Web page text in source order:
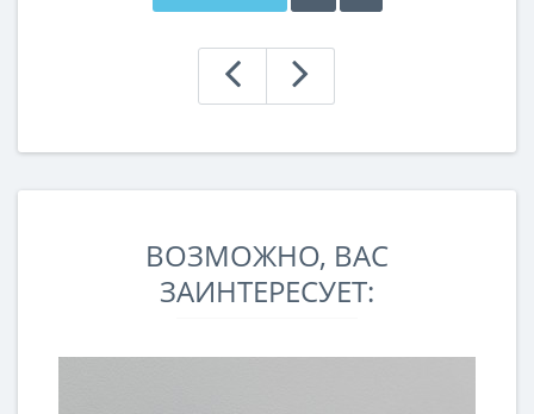
ВОЗМОЖНО, ВАС
ЗАИНТЕРЕСУЕТ: